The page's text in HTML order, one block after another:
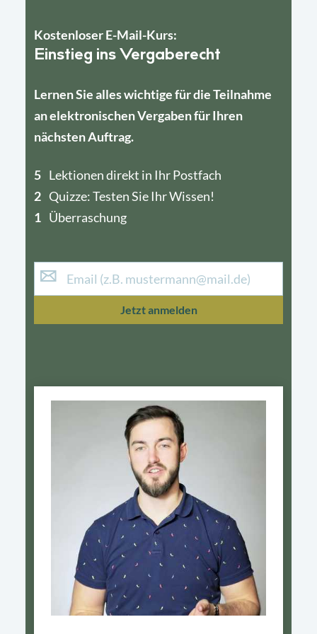
Kostenloser E-Mail-Kurs:
Einstieg ins Vergaberecht
Lernen Sie alles wichtige für die Teilnahme
an elektronischen Vergaben für Ihren
nächsten Auftrag.
5 Lektionen direkt in Ihr Postfach
2 Quizze: Testen Sie Ihr Wissen!
1 Überraschung
4
1
Jetzt anmelden